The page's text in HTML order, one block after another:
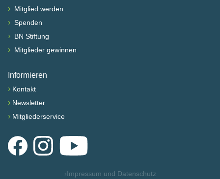
› Mitglied werden
› Spenden
› BN Stiftung
› Mitglieder gewinnen
Informieren
› Kontakt
› Newsletter
› Mitgliederservice
FacebookInstagramYouTube
›Impressum und Datenschutz